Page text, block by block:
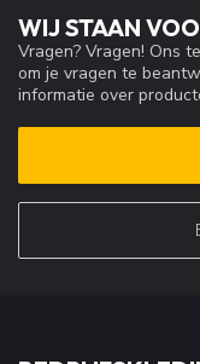
WIJ STAAN
Vragen? Vragen! Ons
om je vragen te
informatie over